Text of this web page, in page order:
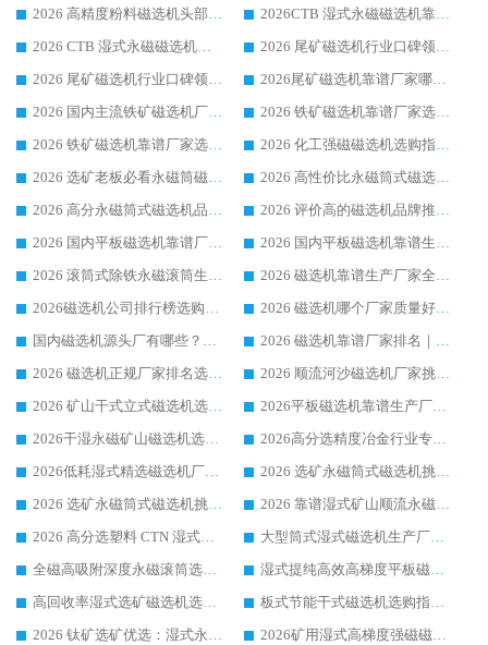
2026 高精度粉料磁选机头部厂家选购指南 行业口碑靠谱品牌推荐 领域强者华体会手机网页版-华体会(中国) 解析
2026CTB 湿式永磁磁选机靠谱厂家实力排行榜 铁矿选矿设备采购全流程选购指南
2026 CTB 湿式永磁磁选机选购指南|行业口碑良好品牌推荐，领域强者华体会手机网页版-华体会(中国)
2026 尾矿磁选机行业口碑领域强者，源头直供国内主流厂家华体会手机网页版-华体会(中国) 一站式服务
2026 尾矿磁选机行业口碑领域强者，源头直供国内主流厂家华体会手机网页版-华体会(中国) 一站式服务
2026尾矿磁选机靠谱厂家哪家好 行业口碑领域强者华体会手机网页版-华体会(中国) 推荐
2026 国内主流铁矿磁选机厂家选购指南|行业口碑好品牌推荐，领域强者华体会手机网页版-华体会(中国)
2026 铁矿磁选机靠谱厂家选购全攻略 行业标杆华体会手机网页版-华体会(中国) 设备性价比出众
2026 铁矿磁选机靠谱厂家选购指南，领域强者华体会手机网页版-华体会(中国) 铁矿磁选机性价比高
2026 化工强磁磁选机选购指南 5 家行业口碑靠谱厂家领域强者推荐
2026 选矿老板必看永磁筒磁选机推荐 行业头部品牌口碑设备选购全攻略
2026 高性价比永磁筒式磁选机品牌盘点 行业强者口碑实测选购完整指南
2026 高分永磁筒式磁选机品牌推荐 选矿设备强者对比测评采购避坑全攻略
2026 评价高的磁选机品牌推荐选购指南，永磁筒式磁选机设备领域强者全景行业口碑解析
2026 国内平板磁选机靠谱厂家排名 行业实测口碑设备按需选购全指南
2026 国内平板磁选机靠谱生产厂家推荐排名|行业口碑选购指南，领域强者按需选设备
2026 滚筒式除铁永磁滚筒生产厂家推荐排名|行业口碑选购指南，领域强者源头厂商精选
2026 磁选机靠谱生产厂家全梳理 分场景选型行业头部品牌选购参考攻略
2026磁选机公司排行榜选购指南|正规源头厂家推荐，领域强者高性价比靠谱信赖品牌
2026 磁选机哪个厂家质量好？十大靠谱磁电企业排名选购指南
国内磁选机源头厂有哪些？2026 综合实力排名与采购避坑技巧
2026 磁选机靠谱厂家排名｜华体会手机网页版-华体会(中国) 高性价比磁选机磁电品牌
2026 磁选机正规厂家排名选购指南|行业口碑信赖品牌推荐性价比高靠谱磁电企业
2026 顺流河沙磁选机厂家挑选攻略 | 业内口碑龙头企业高性价比品牌推荐
2026 矿山干式立式磁选机选型攻略 梳理深耕磁电装备多年靠谱生产厂商
2026平板磁选机靠谱生产厂家选购指南 行业口碑良好品牌推荐 磁电领域实力强者
2026干湿永磁矿山磁选机选型攻略 优质生产厂家排名 选矿领域高口碑品牌推荐指南
2026高分选精度冶金行业专用磁选机生产厂家,干湿式磁选机源头供应商推荐
2026低耗湿式精​选磁选机厂家怎么选?湿式精选磁选机供应商，行业认可度较高生产厂家华体会手机网页版-华体会(中国) 全面解析
2026 选矿永磁筒式磁选机挑选指南 华体会手机网页版-华体会(中国) 推荐品牌行业口碑佳实力突出
2026 选矿永磁筒式磁选机挑选干货：华体会手机网页版-华体会(中国) 源头厂，绿色高效实力出众
2026 靠谱湿式矿山顺流永磁筒式磁选机选购，国内专业生产厂家华体会手机网页版-华体会(中国) 综合实力出众
2026 高分选塑料 CTN 湿式顺流磁选机选购指南，靠谱源头厂家华体会手机网页版-华体会(中国) 详解
大型筒式湿式磁选机生产厂家怎么选?华体会手机网页版-华体会(中国) 设备口碑广受行业认可
全磁高吸附深度永磁滚筒选购指南 业内口碑稳定磁电设备生产厂家详细推荐
湿式提纯高效高梯度平板磁选机靠谱设备源头厂商华体会手机网页版-华体会(中国) 综合测评
高回收率湿式选矿磁选机选购指南 业内口碑磁电设备生产厂家实力解析
板式节能干式磁选机选购指南，源头生产厂家华体会手机网页版-华体会(中国) 综合实力可观
2026 钛矿选矿优选：湿式永磁筒式磁选机源头厂家华体会手机网页版-华体会(中国) 综合解析
2026矿用湿式高梯度强磁磁选机选购指南，临朐靠谱磁电生产厂家华体会手机网页版-华体会(中国) 详解